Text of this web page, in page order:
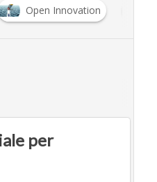
Open Innovation
per